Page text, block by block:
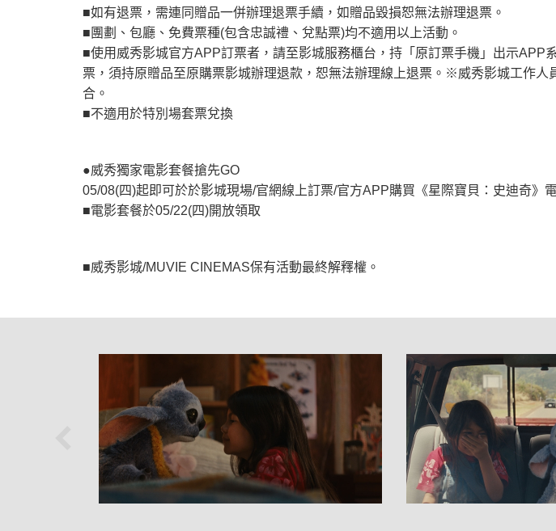
■如有退票，需連同贈品一併辦理退票手續，如贈品毀損恕無法辦理退票。
■團劃、包廳、免費票種(包含忠誠禮、兌點票)均不適用以上活動。
■使用威秀影城官方APP訂票者，請至影城服務櫃台，持「原訂票手機」出示
票，須持原贈品至原購票影城辦理退款，恕無法辦理線上退票。※威秀影城工作
合。
■不適用於特別場套票兌換
●威秀獨家電影套餐搶先GO
05/08(四)起即可於於影城現場/官網線上訂票/官方APP購買《星際寶貝：史迪奇》
■電影套餐於05/22(四)開放領取
■威秀影城/MUVIE CINEMAS保有活動最終解釋權。